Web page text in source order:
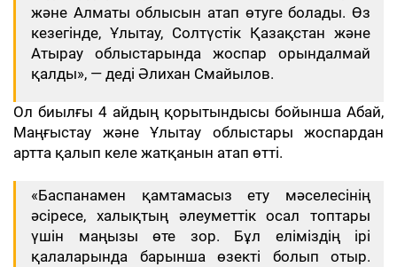
және Алматы облысын атап өтуге болады. Өз
кезегінде, Ұлытау, Солтүстік Қазақстан және
Атырау облыстарында жоспар орындалмай
қалды», — деді Әлихан Смайылов.
Ол биылғы 4 айдың қорытындысы бойынша Абай,
Маңғыстау және Ұлытау облыстары жоспардан
артта қалып келе жатқанын атап өтті.
«Баспанамен қамтамасыз ету мәселесінің
әсіресе, халықтың әлеуметтік осал топтары
үшін маңызы өте зор. Бұл еліміздің ірі
қалаларында барынша өзекті болып отыр.